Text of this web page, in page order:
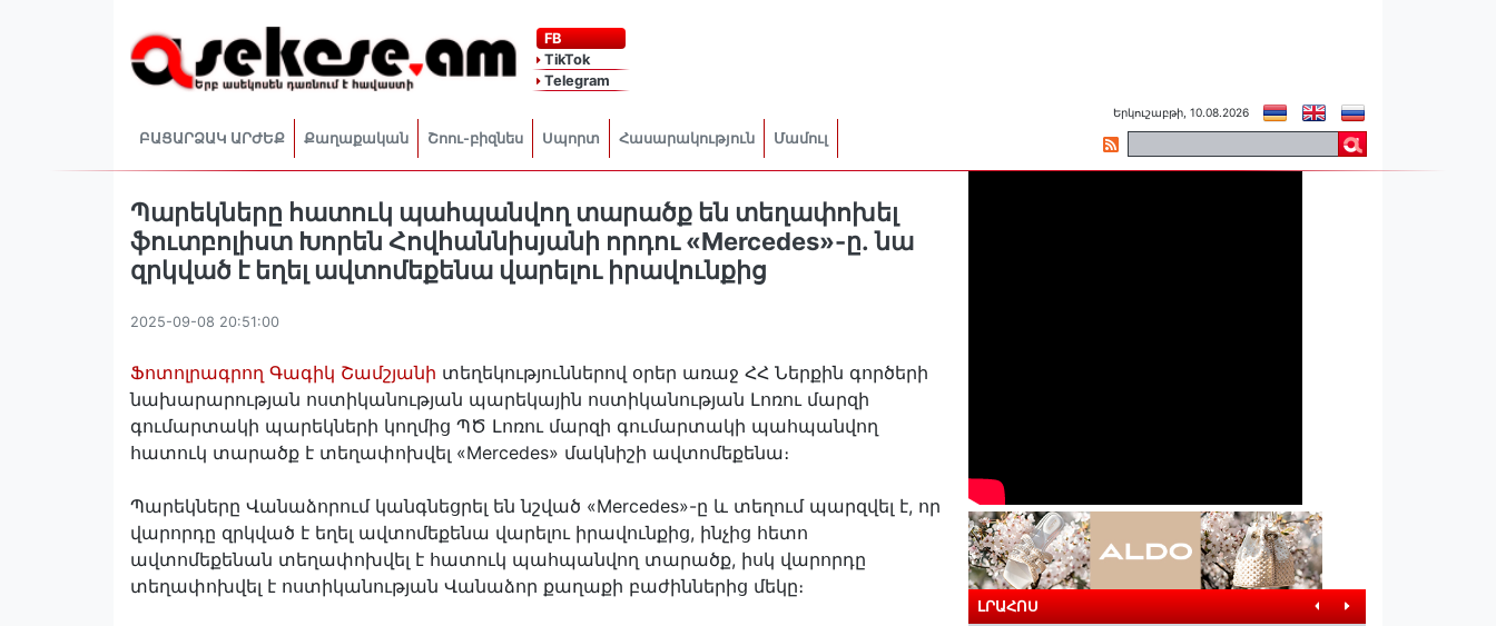
FB
TikTok
Telegram
ԲԱՑԱՐՁԱԿ ԱՐԺԵՔ Քաղաքական Շոու-բիզնես Սպորտ Հասարակություն Մամուլ
Երկուշաբթի, 10.08.2026
Պարեկները հատուկ պահպանվող տարածք են տեղափոխել
ֆուտբոլիստ Խորեն Հովհաննիսյանի որդու «Mercedes»-ը․ նա
զրկված է եղել ավտոմեքենա վարելու իրավունքից
2025-09-08 20:51:00
Ֆոտոլրագրող Գագիկ Շամշյանի տեղեկություններով օրեր առաջ ՀՀ Ներքին գործերի
նախարարության ոստիկանության պարեկային ոստիկանության Լոռու մարզի
գումարտակի պարեկների կողմից ՊԾ Լոռու մարզի գումարտակի պահպանվող
հատուկ տարածք է տեղափոխվել «Mercedes» մակնիշի ավտոմեքենա։
Պարեկները Վանաձորում կանգնեցրել են նշված «Mercedes»-ը և տեղում պարզվել է, որ
վարորդը զրկված է եղել ավտոմեքենա վարելու իրավունքից, ինչից հետո
ավտոմեքենան տեղափոխվել է հատուկ պահպանվող տարածք, իսկ վարորդը
տեղափոխվել է ոստիկանության Վանաձոր քաղաքի բաժիններից մեկը։
ԼՐԱՀՈՍ